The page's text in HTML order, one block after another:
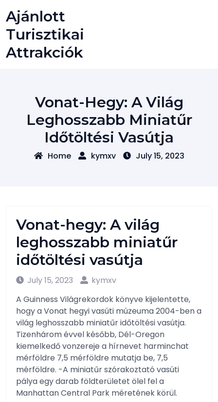
to
content
Ajánlott
Turisztikai
Attrakciók
Vonat-Hegy: A Világ
Leghosszabb Miniatűr
Időtöltési Vasútja
Home kymxv July 15, 2023
Vonat-hegy: A világ
leghosszabb miniatűr
időtöltési vasútja
July 15, 2023
kymxv
A Guinness Világrekordok könyve kijelentette,
hogy a Vonat hegyi vasúti múzeuma 2004-ben a
világ leghosszabb miniatűr időtöltési vasútja.
Tizenhárom évvel később, Dél-Oregon
kiemelkedő vonzereje a hírnevet harminchat
mérföldre 7,5 mérföldre mutatja be, 7,5
mérföldre. -A miniatűr szórakoztató vasúti
pálya egy darab földterületet ölel fel a
Manhattan Central Park méretének körül.